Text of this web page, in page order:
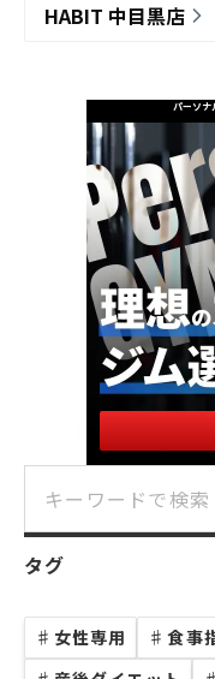
HABIT 中目黒店
パーソナ
タグ
♯ 女性専用 ♯ 食事